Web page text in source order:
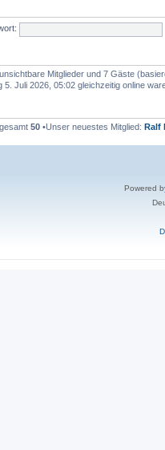
Mitglieder und 7 Gäste
Juli 2026, 05:02 gleichzeitig online
50 •Unser neuestes Mitglied: Ralf
Powered